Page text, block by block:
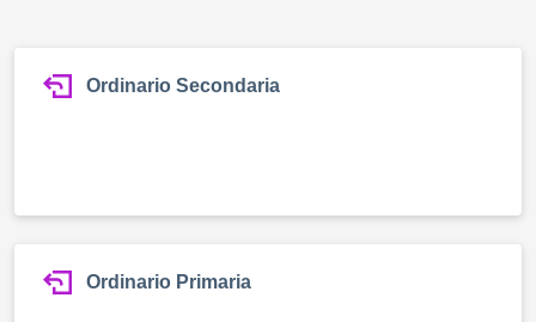
Ordinario Secondaria
Ordinario Primaria